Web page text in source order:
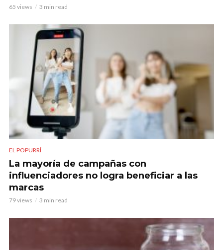
65 views 3 min read
EL POPURRÍ
La mayoría de campañas con
influenciadores no logra beneficiar a las
marcas
79 views 3 min read